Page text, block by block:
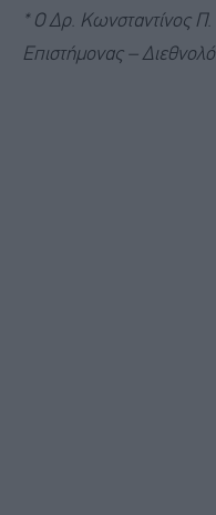
* Ο Δρ. Κωνσταντίνος
Επιστήμονας –